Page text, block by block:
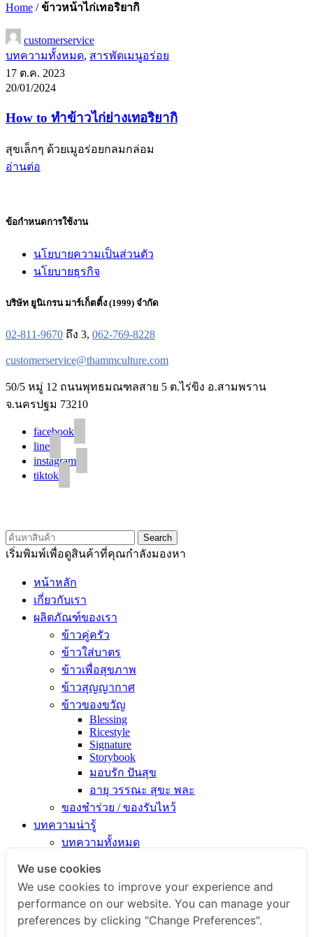
Home /ข้าวหน้าไก่เทอริยากิ
customerservice
บทความทั้งหมด, สารพัดเมนูอร่อย
17 ต.ค. 2023
20/01/2024
How to ทำข้าวไก่ย่างเทอริยากิ
สุขเล็กๆ ด้วยเมูอร่อยกลมกล่อม
อ่านต่อ
ข้อกำหนดการใช้งาน
นโยบายความเป็นส่วนตัว
นโยบายธุรกิจ
บริษัท ยูนิเกรน มาร์เก็ตติ้ง (1999) จำกัด
02-811-9670 ถึง 3, 062-769-8228
customerservice@thammculture.com
50/5 หมู่ 12 ถนนพุทธมณฑลสาย 5 ต.ไร่ขิง อ.สามพราน
จ.นครปฐม 73210
facebook
line
instagram
tiktok
Search
เริ่มพิมพ์เพื่อดูสินค้าที่คุณกำลังมองหา
หน้าหลัก
เกี่ยวกับเรา
ผลิตภัณฑ์ของเรา
ข้าวคู่ครัว
ข้าวใส่บาตร
ข้าวเพื่อสุขภาพ
ข้าวสุญญากาศ
ข้าวของขวัญ
Blessing
Ricestyle
Signature
Storybook
มอบรัก ปันสุข
อายุ วรรณะ สุขะ พละ
ของชำร่วย / ของรับไหว้
บทความน่ารู้
บทความทั้งหมด
ไขข้อสงสัยเรื่องข้าว
คัมภีร์เข้าครัว
สารพัดเมนูอร่อย
สุขภาพดีกับข้าวธรรม
We use cookies
We use cookies to improve your experience and
performance on our website. You can manage your
preferences by clicking "Change Preferences".